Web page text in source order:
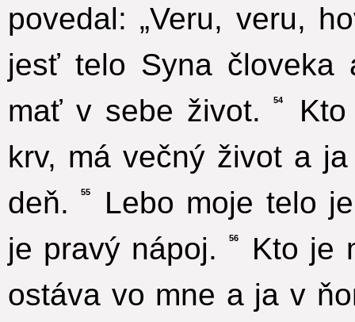
povedal: „Veru, veru,
jesť telo Syna človeka
mať v sebe život.
54
krv, má večný život a
deň.
55
Lebo moje telo
je pravý nápoj.
56
Kto je
ostáva vo mne a ja v